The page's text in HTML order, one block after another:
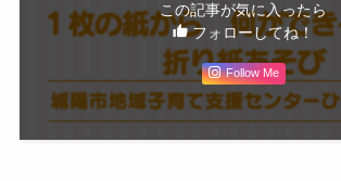
この記事が気に入ったら
フォローしてね！
Follow Me